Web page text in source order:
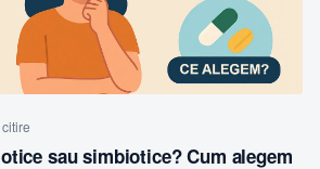
sau simbiotice? Cum alegem